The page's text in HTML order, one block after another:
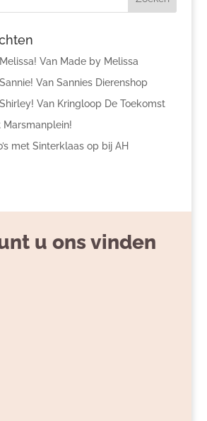
Van Made by Melissa
Van Sannies Dierenshop
Van Kringloop De Toekomst
Marsmanplein!
met Sinterklaas op bij AH
u ons vinden